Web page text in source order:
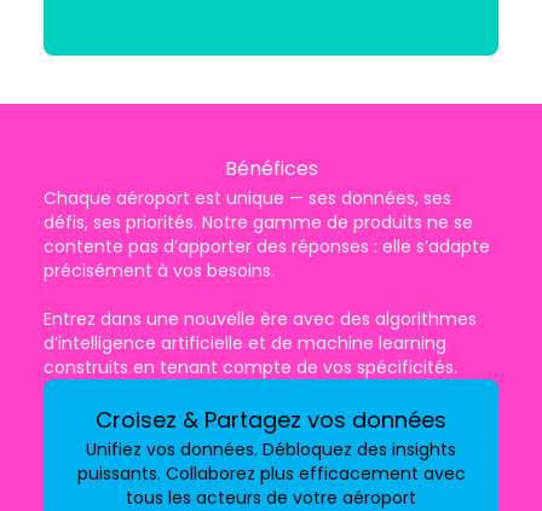
Bénéfices
Chaque aéroport est unique — ses données, ses
défis, ses priorités. Notre gamme de produits ne se
contente pas d’apporter des réponses : elle s’adapte
précisément à vos besoins.
Entrez dans une nouvelle ère avec des algorithmes
d’intelligence artificielle et de machine learning
construits en tenant compte de vos spécificités.
Croisez & Partagez vos données
Unifiez vos données. Débloquez des insights
puissants. Collaborez plus efficacement avec
tous les acteurs de votre aéroport